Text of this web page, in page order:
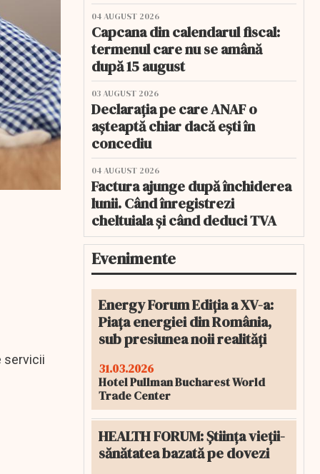
servicii
04 AUGUST 2026
Capcana din calendarul fiscal:
termenul care nu se amână
după 15 august
03 AUGUST 2026
Declarația pe care ANAF o
așteaptă chiar dacă ești în
concediu
04 AUGUST 2026
Factura ajunge după închiderea
lunii. Când înregistrezi
cheltuiala și când deduci TVA
Evenimente
Energy Forum Ediția a XV-a:
Piața energiei din România,
sub presiunea noii realități
31.03.2026
Hotel Pullman Bucharest World
Trade Center
HEALTH FORUM: Știința vieții-
sănătatea bazată pe dovezi